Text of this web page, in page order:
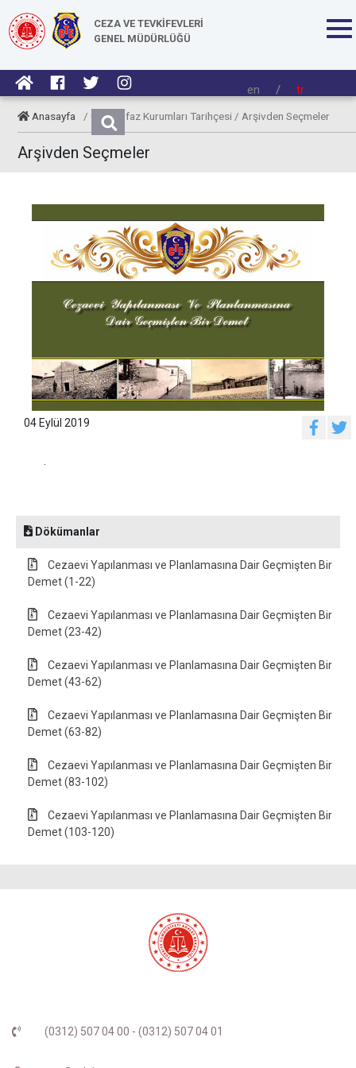
CEZA VE TEVKİFEVLERİ
GENEL MÜDÜRLÜĞÜ
en / tr
Anasayfa / Ceza İnfaz Kurumları Tarihçesi / Arşivden Seçmeler
Arşivden Seçmeler
04 Eylül 2019
.
Dökümanlar
Cezaevi Yapılanması ve Planlamasına Dair Geçmişten Bir
Demet (1-22)
Cezaevi Yapılanması ve Planlamasına Dair Geçmişten Bir
Demet (23-42)
Cezaevi Yapılanması ve Planlamasına Dair Geçmişten Bir
Demet (43-62)
Cezaevi Yapılanması ve Planlamasına Dair Geçmişten Bir
Demet (63-82)
Cezaevi Yapılanması ve Planlamasına Dair Geçmişten Bir
Demet (83-102)
Cezaevi Yapılanması ve Planlamasına Dair Geçmişten Bir
Demet (103-120)
(0312) 507 04 00 - (0312) 507 04 01